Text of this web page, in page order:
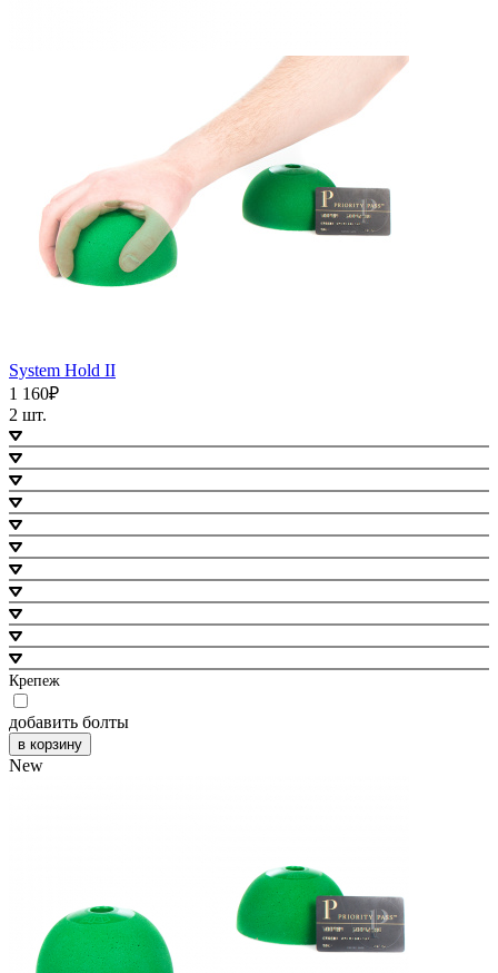
System Hold II
1 160₽
2 шт.
Крепеж
добавить болты
в корзину
New